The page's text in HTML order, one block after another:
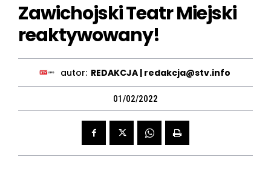
Zawichojski Teatr Miejski
reaktywowany!
autor: REDAKCJA | redakcja@stv.info
01/02/2022